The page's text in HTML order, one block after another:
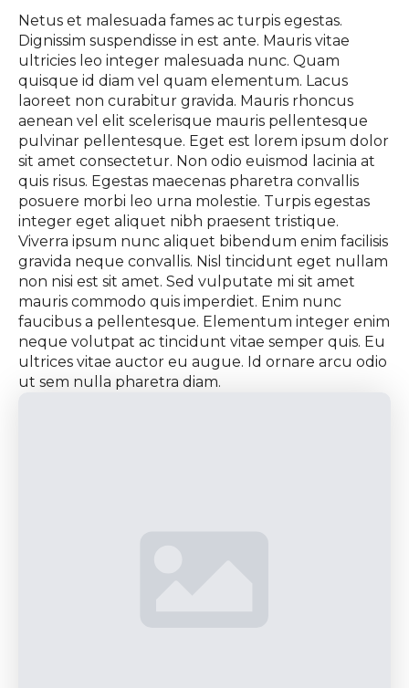
Netus et malesuada fames ac turpis egestas.
Dignissim suspendisse in est ante. Mauris vitae
ultricies leo integer malesuada nunc. Quam
quisque id diam vel quam elementum. Lacus
laoreet non curabitur gravida. Mauris rhoncus
aenean vel elit scelerisque mauris pellentesque
pulvinar pellentesque. Eget est lorem ipsum dolor
sit amet consectetur. Non odio euismod lacinia at
quis risus. Egestas maecenas pharetra convallis
posuere morbi leo urna molestie. Turpis egestas
integer eget aliquet nibh praesent tristique.
Viverra ipsum nunc aliquet bibendum enim facilisis
gravida neque convallis. Nisl tincidunt eget nullam
non nisi est sit amet. Sed vulputate mi sit amet
mauris commodo quis imperdiet. Enim nunc
faucibus a pellentesque. Elementum integer enim
neque volutpat ac tincidunt vitae semper quis. Eu
ultrices vitae auctor eu augue. Id ornare arcu odio
ut sem nulla pharetra diam.